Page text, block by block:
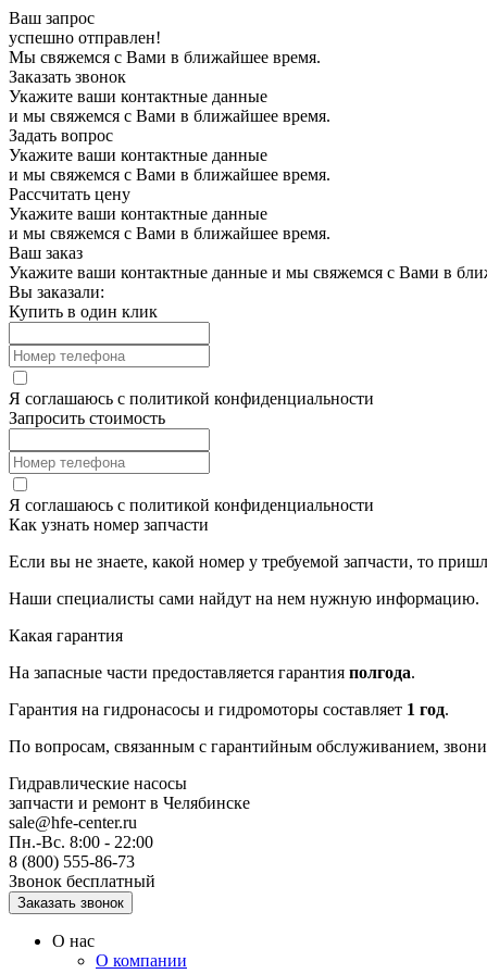
Ваш запрос
успешно отправлен!
Мы свяжемся с Вами в ближайшее время.
Заказать звонок
Укажите ваши контактные данные
и мы свяжемся с Вами в ближайшее время.
Задать вопрос
Укажите ваши контактные данные
и мы свяжемся с Вами в ближайшее время.
Рассчитать цену
Укажите ваши контактные данные
и мы свяжемся с Вами в ближайшее время.
Ваш заказ
Укажите ваши контактные данные и мы свяжемся с Вами в
Вы заказали:
Купить в один клик
Я соглашаюсь с политикой конфиденциальности
Запросить стоимость
Я соглашаюсь с политикой конфиденциальности
Как узнать номер запчасти
Если вы не знаете, какой номер у требуемой запчасти, то
Наши специалисты сами найдут на нем нужную информацию.
Какая гарантия
На запасные части предоставляется гарантия полгода.
Гарантия на гидронасосы и гидромоторы составляет 1 год.
По вопросам, связанным с гарантийным обслуживанием,
Гидравлические насосы
запчасти и ремонт в Челябинске
sale@hfe-center.ru
Пн.-Вс. 8:00 - 22:00
8 (800) 555-86-73
Звонок бесплатный
О нас
О компании